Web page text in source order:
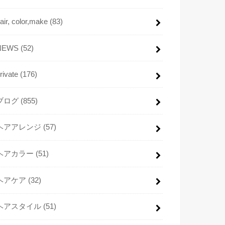
color,make (83)
(52)
(176)
ログ (855)
アアレンジ (57)
アカラー (51)
アケア (32)
アスタイル (51)